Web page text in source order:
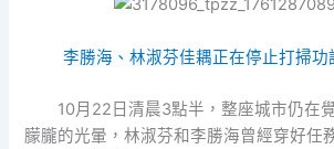
李勝海、林淑芬佳耦正在停止打掃功
10月22日清晨3點半，整座城市仍在
朦朧的光暈，林淑芬和李勝海曾經穿好任